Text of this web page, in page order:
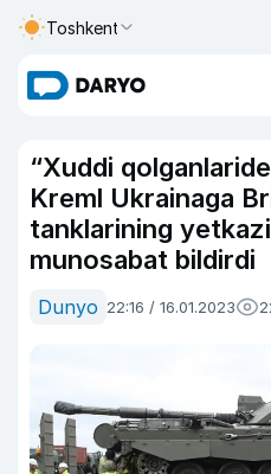
Toshkent
“Xuddi
Kreml Ukrainaga
tanklarining
munosabat bildirdi
Dunyo 22:16 / 16.01.2023